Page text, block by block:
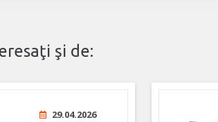
şi de:
29.04.2026